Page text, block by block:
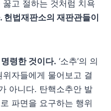
고 절하는 것처럼 치욕
헌법재판소의 재판관들이
령한 것이다. ‘소추’의 의
자들에게 물어보고 결
아니다. 탄핵소추안 발
파면을 요구하는 행위